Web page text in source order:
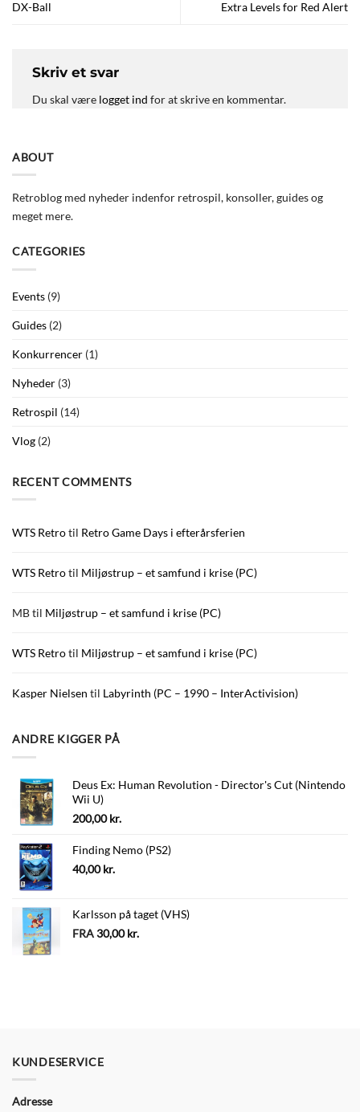
DX-Ball Extra Levels for Red Alert
Skriv et svar
Du skal være logget ind for at skrive en kommentar.
ABOUT
Retroblog med nyheder indenfor retrospil, konsoller, guides og
meget mere.
CATEGORIES
Events (9)
Guides (2)
Konkurrencer (1)
Nyheder (3)
Retrospil (14)
Vlog (2)
RECENT COMMENTS
WTS Retrotil Retro Game Days i efterårsferien
WTS Retrotil Miljøstrup – et samfund i krise (PC)
MBtil Miljøstrup – et samfund i krise (PC)
WTS Retrotil Miljøstrup – et samfund i krise (PC)
Kasper Nielsen til Labyrinth (PC – 1990 – InterActivision)
ANDRE KIGGER PÅ
Deus Ex: Human Revolution - Director's Cut (Nintendo
Wii U)
200,00kr.
Finding Nemo (PS2)
40,00kr.
Karlsson på taget (VHS)
FRA30,00kr.
KUNDESERVICE
Adresse